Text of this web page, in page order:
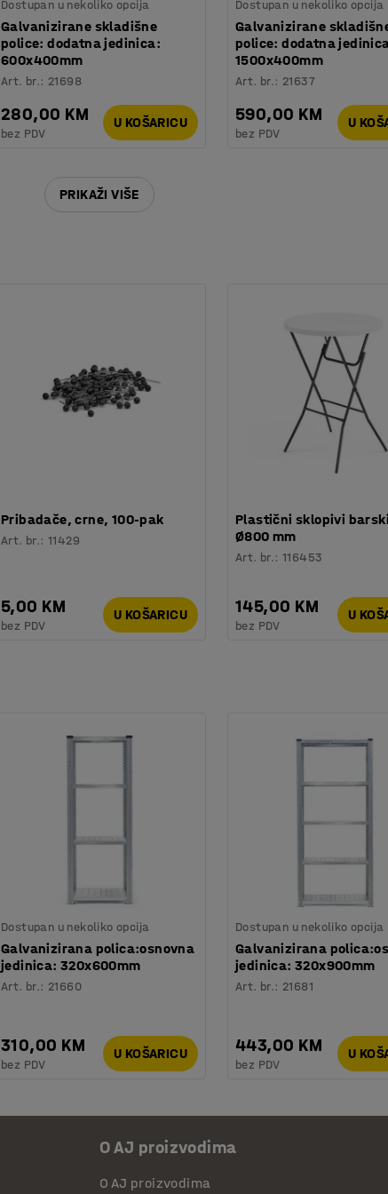
Dostupan u nekoliko opcija
Galvanizirane skladišne
police: dodatna jedinica:
600x400mm
Art. br.: 21698
280,00 KM
bez PDV
U KOŠARICU
Dostupan u nekoliko opcija
Galvanizirane
police: dodatna
1500x400mm
Art. br.: 21637
590,00 KM
bez PDV
U
PRIKAŽI VIŠE
Pribadače, crne, 100-pak
Art. br.:11429
5,00 KM
bez PDV
U KOŠARICU
Plastični sklopivi
Ø800 mm
Art. br.:116453
145,00 KM
bez PDV
U
Dostupan u nekoliko opcija
Galvanizirana polica:osnovna
jedinica: 320x600mm
Art. br.: 21660
310,00 KM
bez PDV
U KOŠARICU
Dostupan u nekoliko opcija
Galvanizirana
jedinica: 320x900mm
Art. br.: 21681
443,00 KM
bez PDV
U
O AJ proizvodima
O AJ proizvodima